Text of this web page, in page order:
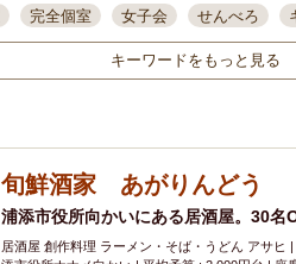
完全個室 女子会 せんべろ
一人飲み 誕生日 大人数
最高 肉料理 模合 インスタ映
忘年会コース レモンサワー
た空間 4000円台コース 合コン
大衆酒場 ノンアルコールビール
カラオケ デリバリー 寿司 ク
キーワードをもっと見る
旬鮮酒家 あがりんどう
浦添市役所向かいにある居酒屋。30名
居酒屋 創作料理 ラーメン・そば・うどん アサヒ